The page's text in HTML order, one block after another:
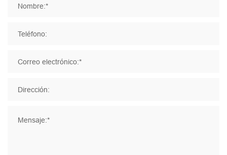
Nombre:*
Teléfono:
Correo electrónico:*
Dirección:
Mensaje:*